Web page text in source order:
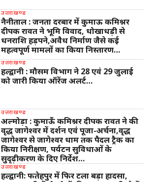
उत्तराखण्ड
नैनीताल : जनता दरबार में कुमाऊ कमिश्नर
दीपक रावत ने भूमि विवाद, धोखाधड़ी से
धनराशि हड़पने,अवैध निर्माण जैसे कई
महत्वपूर्ण मामलों का किया निस्तारण…
उत्तराखण्ड
हल्द्वानी : मौसम विभाग ने 28 एवं 29 जुलाई
को जारी किया ऑरेंज अलर्ट…
उत्तराखण्ड
अल्मोड़ा : कुमाऊँ कमिश्नर दीपक रावत ने की
वृद्ध जागेश्वर में दर्शन एवं पूजा-अर्चना,वृद्ध
जागेश्वर से जागेश्वर धाम तक पैदल ट्रैक का
किया निरीक्षण, पर्यटन सुविधाओं के
सुदृढ़ीकरण के दिए निर्देश…
उत्तराखण्ड
हल्द्वानी: फतेहपुर में फिर टला बड़ा हादसा,